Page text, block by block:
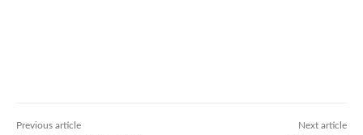
Previous article Next article